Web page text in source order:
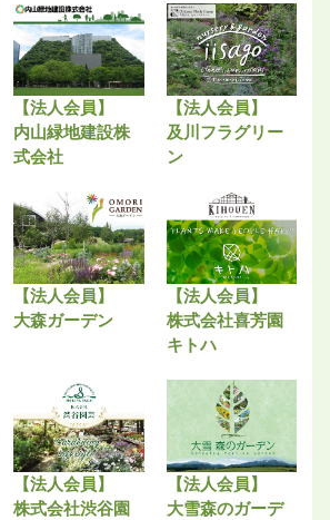
【法人会員】
内山緑地建設株
式会社
【法人会員】
及川フラグリー
ン
【法人会員】
大森ガーデン
【法人会員】
株式会社喜芳園
キトハ
【法人会員】
株式会社渋谷園
【法人会員】
大雪森のガーデ